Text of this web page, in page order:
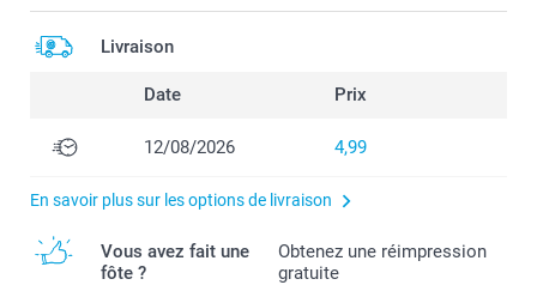
Livraison
Date Prix
12/08/2026 4,99
En savoir plus sur les options de livraison
Vous avez fait une
fôte ?
Obtenez une réimpression
gratuite